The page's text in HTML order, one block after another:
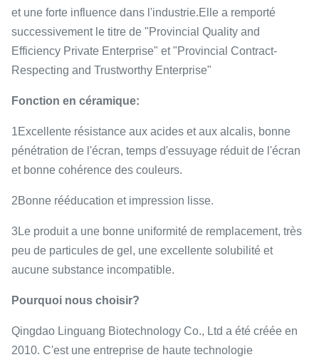
et une forte influence dans l'industrie.Elle a remporté
successivement le titre de "Provincial Quality and
Efficiency Private Enterprise" et "Provincial Contract-
Respecting and Trustworthy Enterprise"
Fonction en céramique:
1Excellente résistance aux acides et aux alcalis, bonne
pénétration de l'écran, temps d'essuyage réduit de l'écran
et bonne cohérence des couleurs.
2Bonne rééducation et impression lisse.
3Le produit a une bonne uniformité de remplacement, très
peu de particules de gel, une excellente solubilité et
aucune substance incompatible.
Pourquoi nous choisir?
Qingdao Linguang Biotechnology Co., Ltd a été créée en
2010. C'est une entreprise de haute technologie